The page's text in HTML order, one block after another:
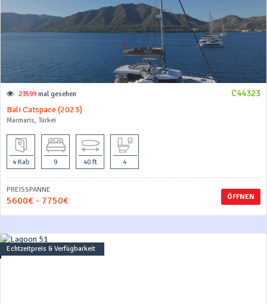
C44323
23599 mal gesehen
Bali Catspace (2023)
Marmaris, Türkei
4 Kab 9 40 ft 4
ÖFFNEN
PREISSPANNE
5600€ - 7750€
Echtzeitpreis & Verfügbarkeit